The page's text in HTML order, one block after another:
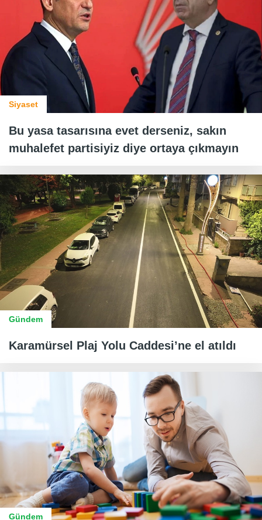
Siyaset
Bu yasa tasarısına evet derseniz, sakın
muhalefet partisiyiz diye ortaya çıkmayın
Gündem
Karamürsel Plaj Yolu Caddesi’ne el atıldı
Gündem